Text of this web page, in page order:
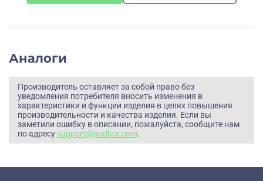
Аналоги
Производитель оставляет за собой право без
уведомления потребителя вносить изменения в
характеристики и функции изделия в целях повышения
производительности и качества изделия. Если вы
заметили ошибку в описании, пожалуйста, сообщите нам
по адресу support@podbor.com.